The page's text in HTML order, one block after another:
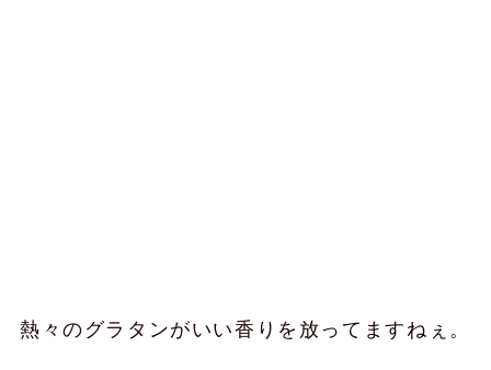
熱々のグラタンがいい香りを放ってますねぇ。